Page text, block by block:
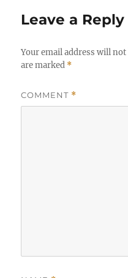
Leave a Reply
Your email address will
are marked *
COMMENT *